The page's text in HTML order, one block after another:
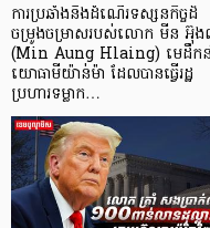
ការប្រឆាំងនឹងដំណើរទស្សនកិច្ចដ៏
ចម្រូងចម្រាសរបស់លោក មីន អ៊ុង
(Min Aung Hlaing) មេដឹកន
យោធាមីយ៉ាន់ម៉ា ដែលបានធ្វើរដ្ឋ
ប្រហារទម្លាក…